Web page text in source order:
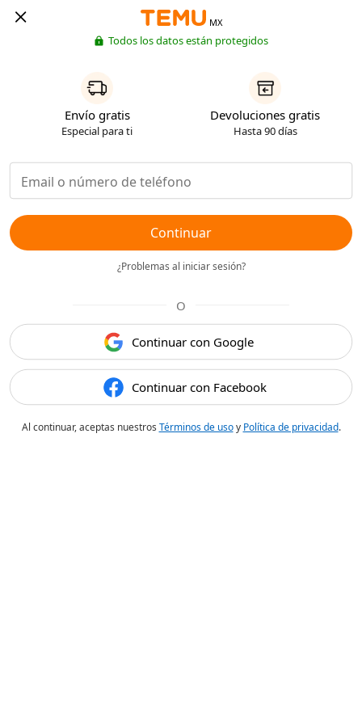
MX
Todos los datos están protegidos
Envío gratis
Especial para ti
Devoluciones gratis
Hasta 90 días
Continuar
¿Problemas al iniciar sesión?
O
Continuar con Google
Continuar con Facebook
Al continuar, aceptas nuestros Términos de usoy Política de privacidad.